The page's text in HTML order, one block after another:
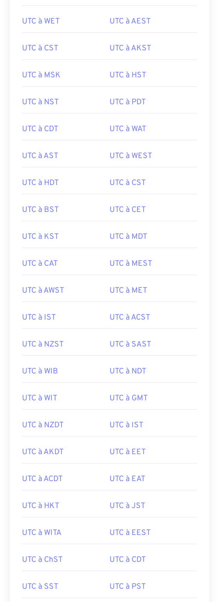
UTC à WET UTC à AEST
UTC à CST UTC à AKST
UTC à MSK UTC à HST
UTC à NST UTC à PDT
UTC à CDT UTC à WAT
UTC à AST UTC à WEST
UTC à HDT UTC à CST
UTC à BST UTC à CET
UTC à KST UTC à MDT
UTC à CAT UTC à MEST
UTC à AWST UTC à MET
UTC à IST UTC à ACST
UTC à NZST UTC à SAST
UTC à WIB UTC à NDT
UTC à WIT UTC à GMT
UTC à NZDT UTC à IST
UTC à AKDT UTC à EET
UTC à ACDT UTC à EAT
UTC à HKT UTC à JST
UTC à WITA UTC à EEST
UTC à ChST UTC à CDT
UTC à SST UTC à PST